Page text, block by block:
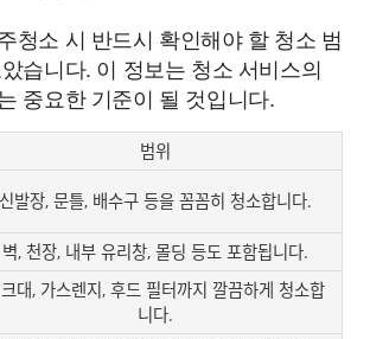
청소 시 반드시 확인해야 할 청소 범
습니다. 이 정보는 청소 서비스의
중요한 기준이 될 것입니다.
범위
신발장, 문틀, 배수구 등을 꼼꼼히 청소합니다.
벽, 천장, 내부 유리창, 몰딩 등도 포함됩니다.
대, 가스렌지, 후드 필터까지 깔끔하게 청소합
니다.